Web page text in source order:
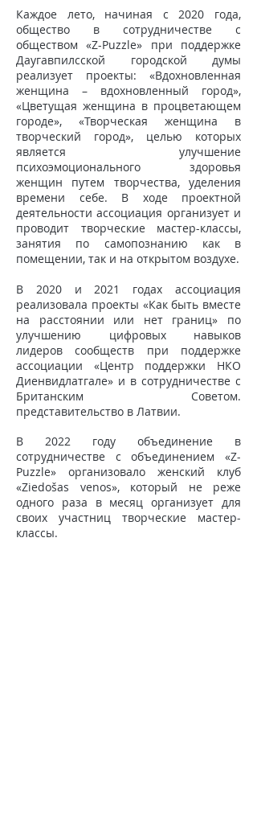
Каждое лето, начиная с 2020 года,
общество в сотрудничестве с
обществом «Z-Puzzle» при поддержке
Даугавпилсской городской думы
реализует проекты: «Вдохновленная
женщина – вдохновленный город»,
«Цветущая женщина в процветающем
городе», «Творческая женщина в
творческий город», целью которых
является улучшение
психоэмоционального здоровья
женщин путем творчества, уделения
времени себе. В ходе проектной
деятельности ассоциация организует и
проводит творческие мастер-классы,
занятия по самопознанию как в
помещении, так и на открытом воздухе.
В 2020 и 2021 годах ассоциация
реализовала проекты «Как быть вместе
на расстоянии или нет границ» по
улучшению цифровых навыков
лидеров сообществ при поддержке
ассоциации «Центр поддержки НКО
Диенвидлатгале» и в сотрудничестве с
Британским Советом.
представительство в Латвии.
В 2022 году объединение в
сотрудничестве с объединением «Z-
Puzzle» организовало женский клуб
«Ziedošas venos», который не реже
одного раза в месяц организует для
своих участниц творческие мастер-
классы.